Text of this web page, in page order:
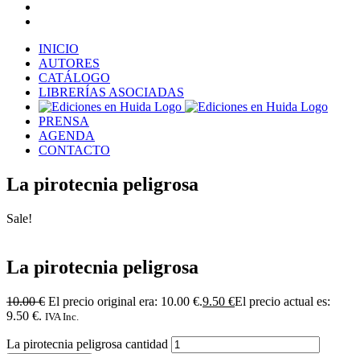
INICIO
AUTORES
CATÁLOGO
LIBRERÍAS ASOCIADAS
PRENSA
AGENDA
CONTACTO
La pirotecnia peligrosa
Sale!
La pirotecnia peligrosa
10.00€ El precio original era: 10.00 €.9.50 €El precio actual es:
9.50 €. IVA Inc.
La pirotecnia peligrosa cantidad